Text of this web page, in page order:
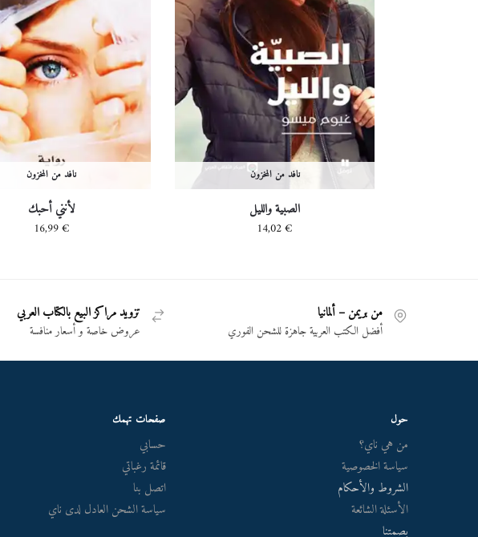
نافد من المخزون
الصبية والليل
14,02€
نافد من المخزون
لأنني أحبك
16,99€
من بريمن – ألمانيا
أفضل الكتب العربية جاهزة للشحن الفوري
تزويد مراكز البيع بالكتاب العربي
عروض خاصة و أسعار منافسة
حول
من هي ناي؟
سياسة الخصوصية
الشروط والأحكام
الأسئلة الشائعة
بصمتنا
صفحات تهمك
حسابي
قائمة رغباتي
اتصل بنا
سياسة الشحن العادل لدى ناي